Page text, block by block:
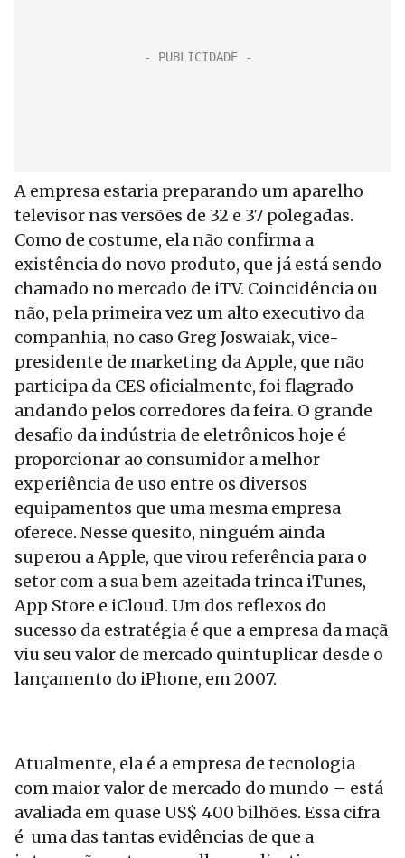
A empresa estaria preparando um aparelho
televisor nas versões de 32 e 37 polegadas.
Como de costume, ela não confirma a
existência do novo produto, que já está sendo
chamado no mercado de iTV. Coincidência ou
não, pela primeira vez um alto executivo da
companhia, no caso Greg Joswaiak, vice-
presidente de marketing da Apple, que não
participa da CES oficialmente, foi flagrado
andando pelos corredores da feira. O grande
desafio da indústria de eletrônicos hoje é
proporcionar ao consumidor a melhor
experiência de uso entre os diversos
equipamentos que uma mesma empresa
oferece. Nesse quesito, ninguém ainda
superou a Apple, que virou referência para o
setor com a sua bem azeitada trinca iTunes,
App Store e iCloud. Um dos reflexos do
sucesso da estratégia é que a empresa da maçã
viu seu valor de mercado quintuplicar desde o
lançamento do iPhone, em 2007.
Atualmente, ela é a empresa de tecnologia
com maior valor de mercado do mundo – está
avaliada em quase US$ 400 bilhões. Essa cifra
é uma das tantas evidências de que a